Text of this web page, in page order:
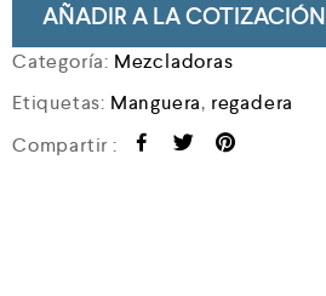
AÑADIR A LA COTIZACIÓN
Categoría: Mezcladoras
Etiquetas: Manguera, regadera
Compartir :